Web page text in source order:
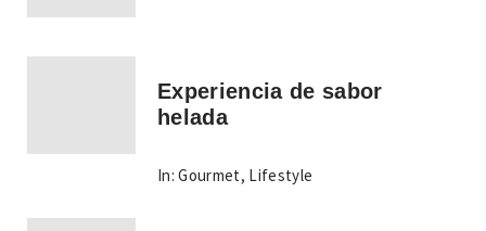
Experiencia de sabor
helada
In: Gourmet, Lifestyle